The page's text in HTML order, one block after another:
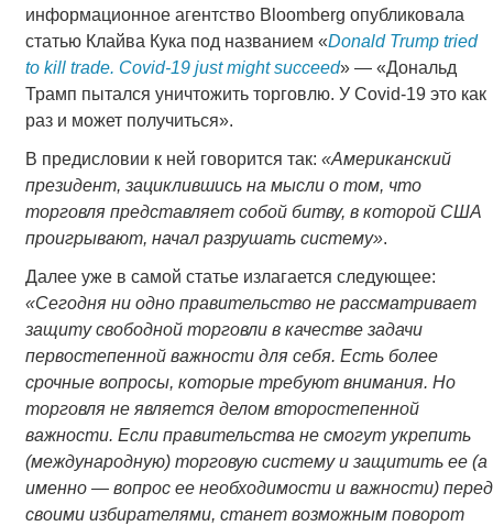
информационное агентство Bloomberg опубликовала
статью Клайва Кука под названием «Donald Trump tried
to kill trade. Covid-19 just might succeed» — «Дональд
Трамп пытался уничтожить торговлю. У Covid-19 это как
раз и может получиться».
В предисловии к ней говорится так: «Американский
президент, зациклившись на мысли о том, что
торговля представляет собой битву, в которой США
проигрывают, начал разрушать систему».
Далее уже в самой статье излагается следующее:
«Сегодня ни одно правительство не рассматривает
защиту свободной торговли в качествезадачи
первостепенной важностидля себя. Есть более
срочные вопросы, которые требуют внимания. Но
торговля не является делом второстепенной
важности. Если правительства не смогут укрепить
(международную) торговую систему и защитить ее (а
именно — вопрос ее необходимости и важности) перед
своими избирателями, станет возможным поворот